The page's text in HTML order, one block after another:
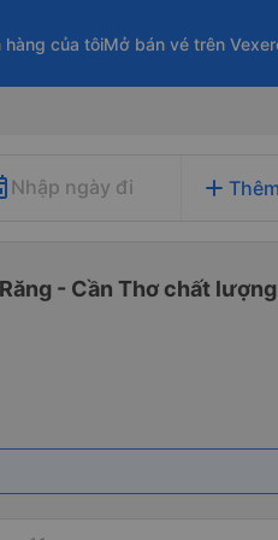
hàng của tôiMở bán vé trên
Nhập ngày đi add
- Cần Thơ chất